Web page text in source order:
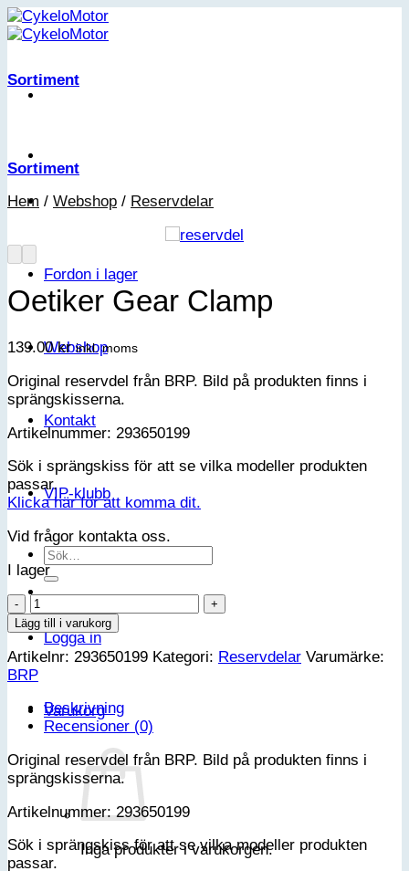
Skip
to
Fordon i lager
Webshop
Kontakt
VIP-klubb
Sök
efter:
Logga in
Varukorg
Inga produkter i varukorgen.
Sortiment
Sortiment
Hem / Webshop / Reservdelar
Oetiker Gear Clamp
139.00kr inkl. moms
Original reservdel från BRP. Bild på produkten finns i
sprängskisserna.
Artikelnummer: 293650199
Sök i sprängskiss för att se vilka modeller produkten
passar.
Klicka här för att komma dit.
Vid frågor kontakta oss.
I lager
Oetiker
Gear
Clamp
mängd
Lägg till i varukorg
Artikelnr: 293650199 Kategori: Reservdelar Varumärke:
BRP
Beskrivning
Recensioner (0)
Original reservdel från BRP. Bild på produkten finns i
sprängskisserna.
Artikelnummer: 293650199
Sök i sprängskiss för att se vilka modeller produkten
passar.